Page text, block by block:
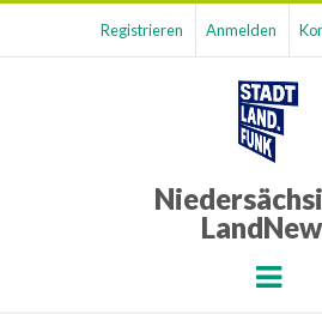
Registrieren Anmelden
Menu